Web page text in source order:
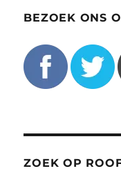
BEZOEK ONS
ZOEK OP